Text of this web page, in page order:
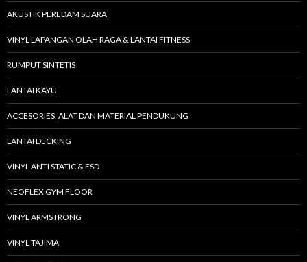
AKUSTIK PEREDAM SUARA
VINYL LAPANGAN OLAH RAGA & LANTAI FITNESS
RUMPUT SINTETIS
LANTAI KAYU
ACCESORIES, ALAT DAN MATERIAL PENDUKUNG
LANTAI DECKING
VINYL ANTI STATIC & ESD
NEOFLEX GYM FLOOR
VINYL ARMSTRONG
VINYL TAJIMA